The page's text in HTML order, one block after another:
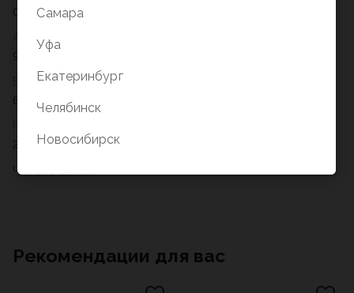
0,30
Артикул
978-5-04-210423-7
Возрастное ограничение
6+
2026
Рекомендации для вас
Самара
Уфа
Екатеринбург
Челябинск
Новосибирск